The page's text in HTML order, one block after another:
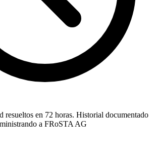
resueltos en 72 horas. Historial documentado
a FRoSTA AG